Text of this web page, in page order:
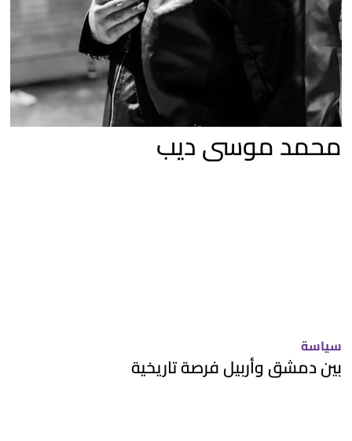
محمد موسى ديب
سياسة
بين دمشق وأربيل فرصة تاريخية